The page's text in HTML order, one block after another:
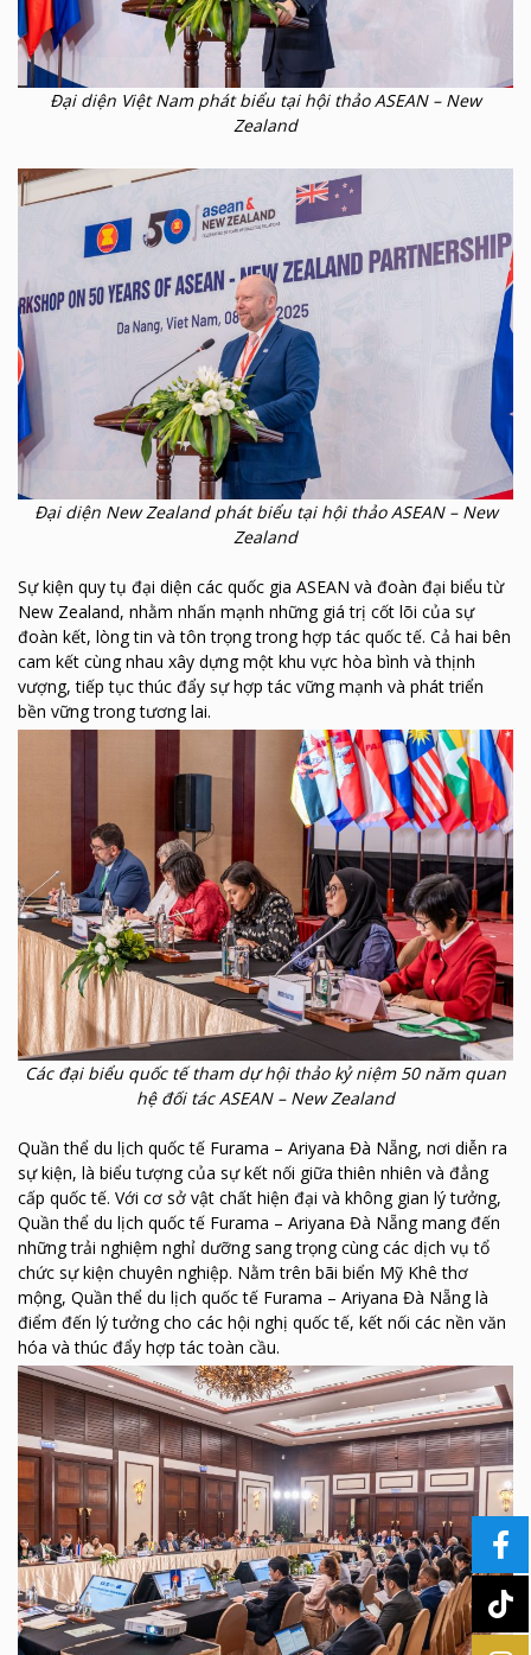
Đại diện Việt Nam phát biểu tại hội thảo ASEAN – New
Zealand
Đại diện New Zealand phát biểu tại hội thảo ASEAN – New
Zealand
Sự kiện quy tụ đại diện các quốc gia ASEAN và đoàn đại biểu từ
New Zealand, nhằm nhấn mạnh những giá trị cốt lõi của sự
đoàn kết, lòng tin và tôn trọng trong hợp tác quốc tế. Cả hai bên
cam kết cùng nhau xây dựng một khu vực hòa bình và thịnh
vượng, tiếp tục thúc đẩy sự hợp tác vững mạnh và phát triển
bền vững trong tương lai.
Các đại biểu quốc tế tham dự hội thảo kỷ niệm 50 năm quan
hệ đối tác ASEAN – New Zealand
Quần thể du lịch quốc tế Furama – Ariyana Đà Nẵng, nơi diễn ra
sự kiện, là biểu tượng của sự kết nối giữa thiên nhiên và đẳng
cấp quốc tế. Với cơ sở vật chất hiện đại và không gian lý tưởng,
Quần thể du lịch quốc tế Furama – Ariyana Đà Nẵng mang đến
những trải nghiệm nghỉ dưỡng sang trọng cùng các dịch vụ tổ
chức sự kiện chuyên nghiệp. Nằm trên bãi biển Mỹ Khê thơ
mộng, Quần thể du lịch quốc tế Furama – Ariyana Đà Nẵng là
điểm đến lý tưởng cho các hội nghị quốc tế, kết nối các nền văn
hóa và thúc đẩy hợp tác toàn cầu.